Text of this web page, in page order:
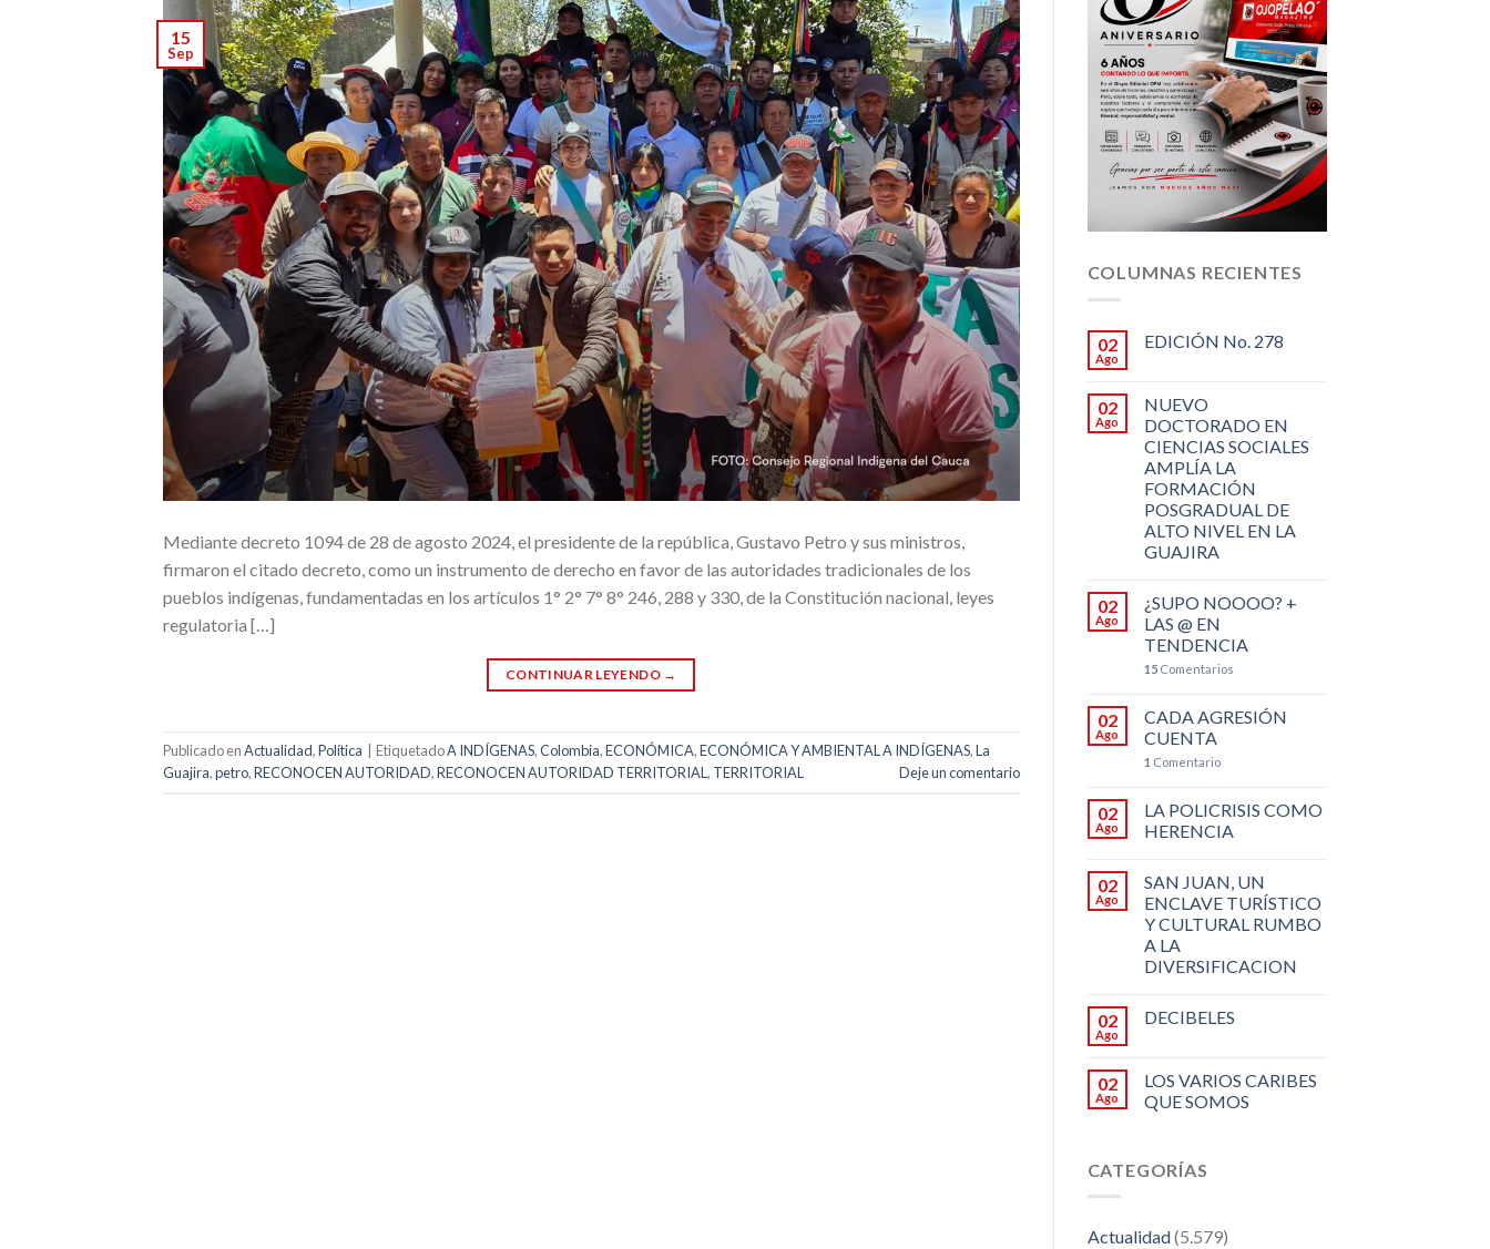
15
Sep
Mediante decreto 1094 de 28 de agosto 2024, el presidente de la república, Gustavo Petro y sus ministros,
firmaron el citado decreto, como un instrumento de derecho en favor de las autoridades tradicionales de los
pueblos indígenas, fundamentadas en los artículos 1° 2° 7° 8° 246, 288 y 330, de la Constitución nacional, leyes
regulatoria […]
CONTINUAR LEYENDO →
Publicado enActualidad,Política EtiquetadoA INDÍGENAS,Colombia,ECONÓMICA,ECONÓMICA Y AMBIENTAL A INDÍGENAS,La
Guajira,petro,RECONOCEN AUTORIDAD,RECONOCEN AUTORIDAD TERRITORIAL , TERRITORIAL Deje un comentario
COLUMNAS RECIENTES
02
Ago
EDICIÓN No. 278
02
Ago
NUEVO
DOCTORADO EN
CIENCIAS SOCIALES
AMPLÍA LA
FORMACIÓN
POSGRADUAL DE
ALTO NIVEL EN LA
GUAJIRA
02
Ago
¿SUPO NOOOO? +
LAS @ EN
TENDENCIA
15Comentarios
02
Ago
CADA AGRESIÓN
CUENTA
1 Comentario
02
Ago
LA POLICRISIS COMO
HERENCIA
02
Ago
SAN JUAN, UN
ENCLAVE TURÍSTICO
Y CULTURAL RUMBO
A LA
DIVERSIFICACION
02
Ago
DECIBELES
02
Ago
LOS VARIOS CARIBES
QUE SOMOS
CATEGORÍAS
Actualidad(5.579)